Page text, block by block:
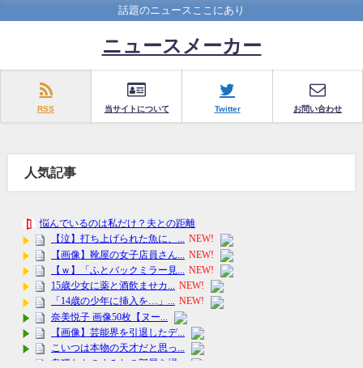
話題のニュースここにあり
ニュースメーカー
RSS 当サイトについて Twitter お問い合わせ
人気記事